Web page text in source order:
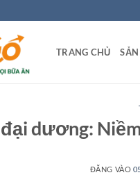
TRANG CHỦ
dương:
ĐĂNG VÀO